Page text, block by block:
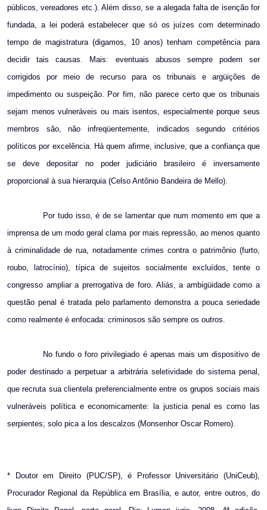
públicos, vereadores etc.). Além disso, se a alegada falta de isenção for
fundada, a lei poderá estabelecer que só os juízes com determinado
tempo de magistratura (digamos, 10 anos) tenham competência para
decidir tais causas. Mais: eventuais abusos sempre podem ser
corrigidos por meio de recurso para os tribunais e argüições de
impedimento ou suspeição. Por fim, não parece certo que os tribunais
sejam menos vulneráveis ou mais isentos, especialmente porque seus
membros são, não infreqüentemente, indicados segundo critérios
políticos por excelência. Há quem afirme, inclusive, que a confiança que
se deve depositar no poder judiciário brasileiro é inversamente
proporcional à sua hierarquia (Celso Antônio Bandeira de Mello).
Por tudo isso, é de se lamentar que num momento em que a
imprensa de um modo geral clama por mais repressão, ao menos quanto
à criminalidade de rua, notadamente crimes contra o patrimônio (furto,
roubo, latrocínio), típica de sujeitos socialmente excluídos, tente o
congresso ampliar a prerrogativa de foro. Aliás, a ambigüidade como a
questão penal é tratada pelo parlamento demonstra a pouca seriedade
como realmente é enfocada: criminosos são sempre os outros.
No fundo o foro privilegiado é apenas mais um dispositivo de
poder destinado a perpetuar a arbitrária seletividade do sistema penal,
que recruta sua clientela preferencialmente entre os grupos sociais mais
vulneráveis política e economicamente: la justicia penal es como las
serpientes; solo pica a los descalzos (Monsenhor Oscar Romero).
* Doutor em Direito (PUC/SP), é Professor Universitário (UniCeub),
Procurador Regional da República em Brasília, e autor, entre outros, do